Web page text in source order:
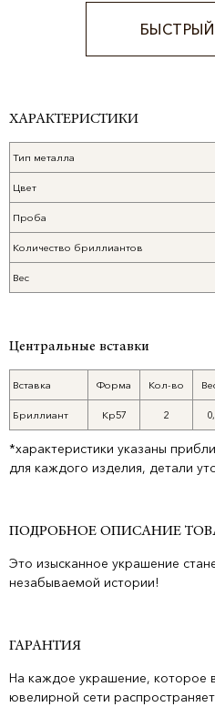
ХАРАКТЕРИСТИКИ
Тип металла
Цвет
Проба
Количество бриллиантов
Вес
Центральные вставки
Вставка Форма Кол-во
Бриллиант Кр57 2
*характеристики указаны
для каждого изделия, детали
ПОДРОБНОЕ ОПИСАНИЕ
Это изысканное украшение
незабываемой истории!
ГАРАНТИЯ
На каждое украшение, которое
ювелирной сети